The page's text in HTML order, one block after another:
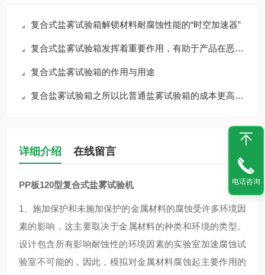
复合式盐雾试验箱解锁材料耐腐蚀性能的“时空加速器”
复合式盐雾试验箱发挥着重要作用，有助于产品在恶劣环境中的耐久性和可靠性
复合式盐雾试验箱的作用与用途
复合盐雾试验箱之所以比普通盐雾试验箱的成本更高，主要有几个方面
详细介绍 在线留言
PP板120型复合式盐雾试验机
1、施加保护和未施加保护的金属材料的腐蚀受许多环境因
素的影响，这主要取决于金属材料的种类和环境的类型。
设计包含所有影响耐蚀性的环境因素的实验室加速腐蚀试
验室不可能的，因此，模拟对金属材料腐蚀起主要作用的
电话咨询